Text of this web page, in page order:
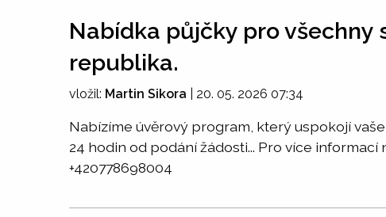
Nabídka půjčky pro všechny
republika.
vložil: Martin Sikora 20. 05. 2026 07:34
Nabízíme úvěrový program, který uspokojí
24 hodin od podání žádosti... Pro více informací
+420778698004